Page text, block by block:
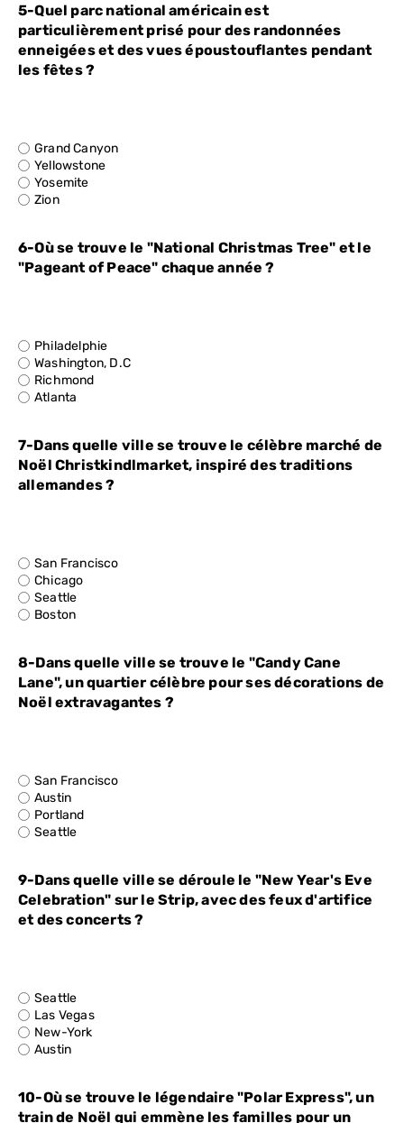
5-Quel parc national américain est
particulièrement prisé pour des randonnées
enneigées et des vues époustouflantes pendant
les fêtes ?
Grand Canyon
Yellowstone
Yosemite
Zion
6-Où se trouve le "National Christmas Tree" et le
"Pageant of Peace" chaque année ?
Philadelphie
Washington, D.C
Richmond
Atlanta
7-Dans quelle ville se trouve le célèbre marché de
Noël Christkindlmarket, inspiré des traditions
allemandes ?
San Francisco
Chicago
Seattle
Boston
8-Dans quelle ville se trouve le "Candy Cane
Lane", un quartier célèbre pour ses décorations de
Noël extravagantes ?
San Francisco
Austin
Portland
Seattle
9-Dans quelle ville se déroule le "New Year's Eve
Celebration" sur le Strip, avec des feux d'artifice
et des concerts ?
Seattle
Las Vegas
New-York
Austin
10-Où se trouve le légendaire "Polar Express", un
train de Noël qui emmène les familles pour un